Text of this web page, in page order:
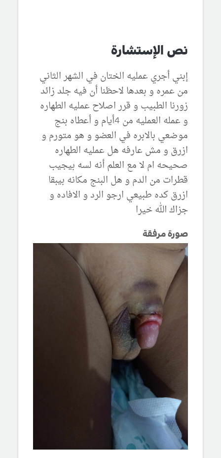
نص الإستشارة
إبني أجري عمليه الختان في الشهر الثاني
من عمره و بعدها لاحظنا أن فيه جلد زائد
زورنا الطبيب و قرر اصلاح عمليه الطهاره
و عمله العمليه من 4أيام و أعطاه بنج
موضعي بالابره في العضو و هو متورم و
ازرق و مش عارفه هل عمليه الطهاره
صحيحه ام لا مع العلم أنه لسه بيجيب
قطرات من الدم و هل البنج مكانه بيبقا
ازرق كده طبيعي ارجو الرد و الافاده و
جزاك الله خيرا
صورة مرفقة